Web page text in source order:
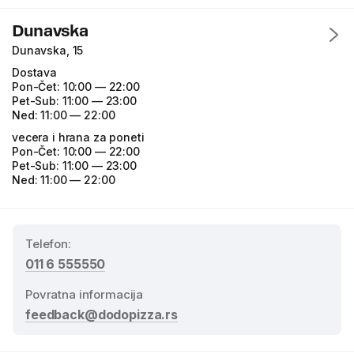
Dunavska
Dunavska, 15
Dostava
Pon-Čet: 10:00 — 22:00
Pet-Sub: 11:00 — 23:00
Ned:11:00 — 22:00
vecera i hrana za poneti
Pon-Čet: 10:00 — 22:00
Pet-Sub: 11:00 — 23:00
Ned:11:00 — 22:00
Telefon:
011 6 555550
Povratna informacija
feedback@dodopizza.rs